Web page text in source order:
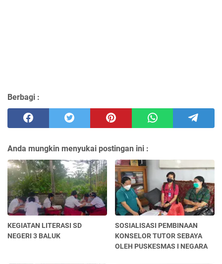
Berbagi :
Anda mungkin menyukai postingan ini :
KEGIATAN LITERASI SD
NEGERI 3 BALUK
SOSIALISASI PEMBINAAN
KONSELOR TUTOR SEBAYA
OLEH PUSKESMAS I NEGARA